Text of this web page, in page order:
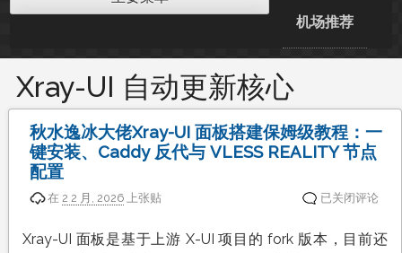
机场推荐
Xray-UI 自动更新核心
秋水逸冰大佬Xray-UI 面板搭建保姆级教程：一
键安装、Caddy 反代与 VLESS REALITY 节点
配置
在2 2 月, 2026 上张贴
秋
逸
冰
已关闭评论
Xray-UI 面板是基于上游 X-UI 项目的 fork 版本，目前还